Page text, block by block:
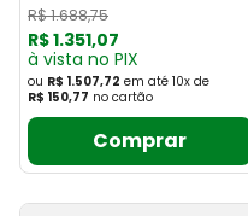
R$1.688,75
R$1.351,07
à vista no PIX
ou R$ 1.507,72 em até 10x de
R$ 150,77 no cartão
Comprar